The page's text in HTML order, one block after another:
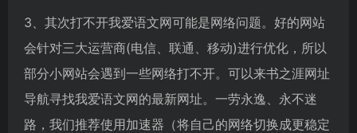
3、其次打不开我爱语文网可能是网络问题。好的网站
会针对三大运营商(电信、联通、移动)进行优化，所以
部分小网站会遇到一些网络打不开。可以来书之涯网址
导航寻找我爱语文网的最新网址。一劳永逸、永不迷
路，我们推荐使用加速器（将自己的网络切换成更稳定